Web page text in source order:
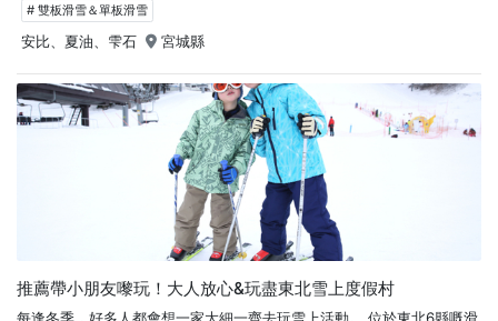
# 雙板滑雪＆單板滑雪
安比、夏油、雫石 宮城縣
推薦帶小朋友嚟玩！大人放心&玩盡東北雪上度假村